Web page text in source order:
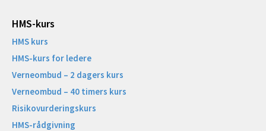
HMS-kurs
HMS kurs
HMS-kurs for ledere
Verneombud – 2 dagers kurs
Verneombud – 40 timers kurs
Risikovurderingskurs
HMS-rådgivning